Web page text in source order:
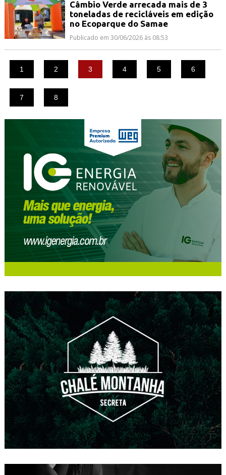
Câmbio Verde arrecada mais de 3
toneladas de recicláveis em edição
no Ecoparque do Samae
Publicado em 30/06/2026 às 08:53
1 2 3 4 5 6
7 8